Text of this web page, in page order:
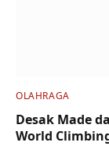
OLAHRAGA
Desak Made
World